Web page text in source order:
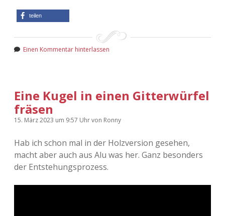
teilen
Einen Kommentar hinterlassen
Eine Kugel in einen Gitterwürfel
fräsen
15. März 2023 um 9:57 Uhrvon Ronny
Hab ich schon mal in der Holzversion gesehen,
macht aber auch aus Alu was her. Ganz besonders
der Entstehungsprozess.